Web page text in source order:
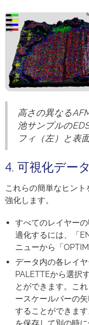
高さの異なる
池サンプルの
フィ（左）と表
4. 可視化デー
これらの簡単なヒン
強化します。
すべてのレイヤー
適化するには、「
ニューから「
データ内の各レイ
PALETTEから選択
とができます。こ
ースケールバーの
することができま